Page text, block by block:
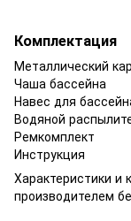
Комплектация
Металлический
Чаша бассейна
Навес для
Водяной
Ремкомплект
Инструкция
Характеристики и
производителем